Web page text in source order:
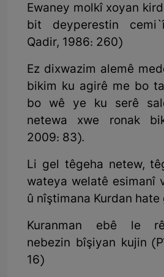
Ewaney molkî xoyan
bit deyperestin
Qadir, 1986: 260)
Ez dixwazim alemê
bikim ku agirê me bo
bo wê ye ku serê
netewa xwe ronak
2009: 83).
Li gel têgeha netew,
wateya welatê esimanî
û nîştimana Kurdan hate
Kuranman ebê le
nebezin bîşiyan kujin
16)